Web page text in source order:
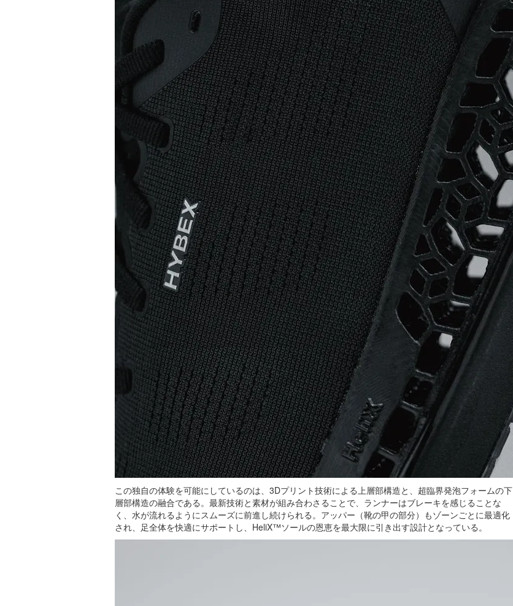
この独自の体験を可能にしているのは、3Dプリント技術による上層部構造と、超臨界発泡フォームの下
層部構造の融合である。最新技術と素材が組み合わさることで、ランナーはブレーキを感じることな
く、水が流れるようにスムーズに前進し続けられる。アッパー（靴の甲の部分）もゾーンごとに最適化
され、足全体を快適にサポートし、HeliX™ソールの恩恵を最大限に引き出す設計となっている。